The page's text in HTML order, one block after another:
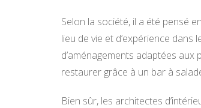
Selon la société, il a été pensé
lieu de vie et d’expérience
d’aménagements adaptées
restaurer grâce à un bar à
Bien sûr, les architectes